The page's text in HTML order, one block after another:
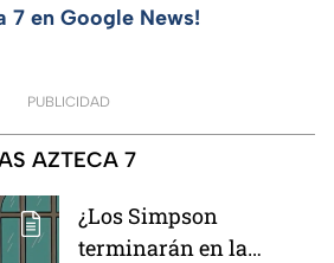
7 en Google News!
PUBLICIDAD
AZTECA 7
¿Los Simpson
terminarán en la